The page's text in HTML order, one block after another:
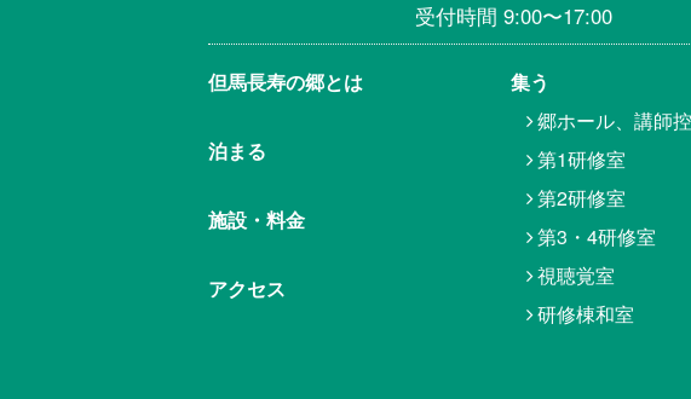
受付時間 9:00〜17:00
但馬⾧寿の郷とは
泊まる
施設・料金
アクセス
集う
郷ホール、講師
第1研修室
第2研修室
第3・4研修室
視聴覚室
研修棟和室